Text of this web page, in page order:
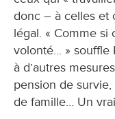
donc – à celles et
légal. « Comme si
volonté... » souffle
à d’autres
pension de
de famille… Un